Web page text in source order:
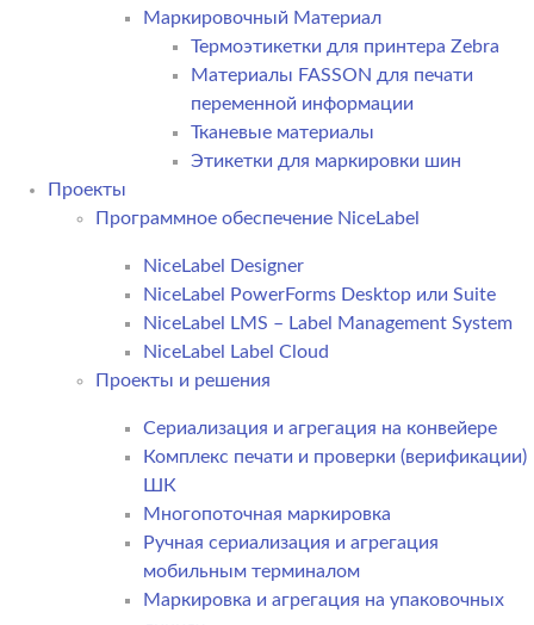
Маркировочный Материал
Термоэтикетки для принтера Zebra
Материалы FASSON для печати
переменной информации
Тканевые материалы
Этикетки для маркировки шин
Проекты
Программное обеспечение NiceLabel
NiceLabel Designer
NiceLabel PowerForms Desktop или Suite
NiceLabel LMS – Label Management System
NiceLabel Label Cloud
Проекты и решения
Сериализация и агрегация на конвейере
Комплекс печати и проверки (верификации)
ШК
Многопоточная маркировка
Ручная сериализация и агрегация
мобильным терминалом
Маркировка и агрегация на упаковочных